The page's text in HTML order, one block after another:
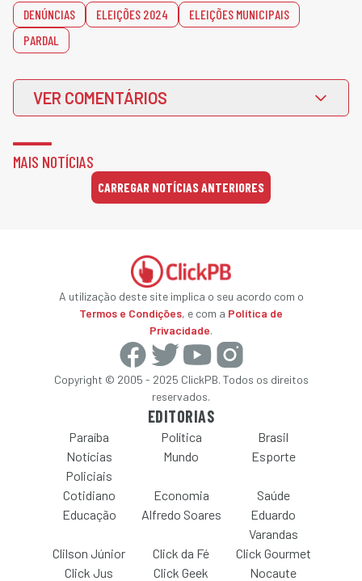
DENÚNCIAS ELEIÇÕES 2024
ELEIÇÕES MUNICIPAIS
PARDAL
VER COMENTÁRIOS
MAIS NOTÍCIAS
CARREGAR NOTÍCIAS ANTERIORES
A utilização deste site implica o seu acordo com o
Termos e Condições, e com a Política de
Privacidade.
Copyright © 2005 - 2025 ClickPB. Todos os direitos
reservados.
EDITORIAS
Paraíba Política
Brasil
Notícias
Policiais
Mundo Esporte
Cotidiano Economia
Saúde
Educação
Alfredo Soares
Eduardo
Varandas
Clilson Júnior
Click da Fé
Click Gourmet
Click Jus
Click Geek Nocaute